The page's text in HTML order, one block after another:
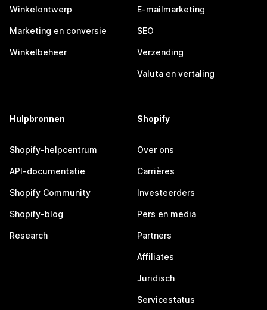
Winkelontwerp
Marketing en conversie
Winkelbeheer
E-mailmarketing
SEO
Verzending
Valuta en vertaling
Hulpbronnen
Shopify-helpcentrum
API-documentatie
Shopify Community
Shopify-blog
Research
Shopify
Over ons
Carrières
Investeerders
Pers en media
Partners
Affiliates
Juridisch
Servicestatus